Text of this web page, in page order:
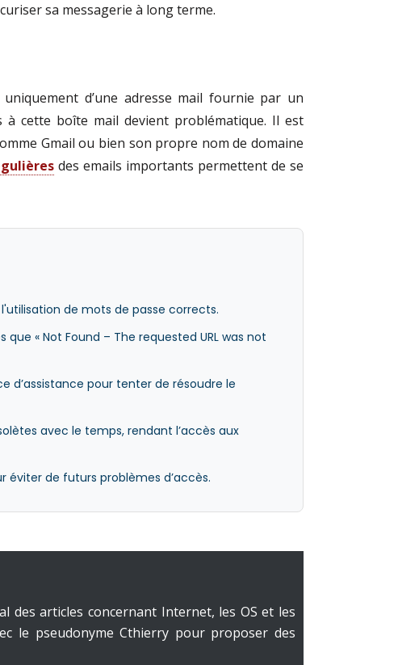
sa messagerie à long terme.
d’une adresse mail fournie par un
à cette boîte mail devient problématique. Il est
Gmail ou bien son propre nom de domaine
des emails importants permettent de se
de mots de passe corrects.
« Not Found – The requested URL was not
d’assistance pour tenter de résoudre le
avec le temps, rendant l’accès aux
éviter de futurs problèmes d’accès.
des articles concernant Internet, les OS et les
le pseudonyme Cthierry pour proposer des